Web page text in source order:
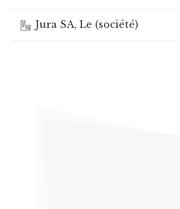
Jura SA, Le (société)